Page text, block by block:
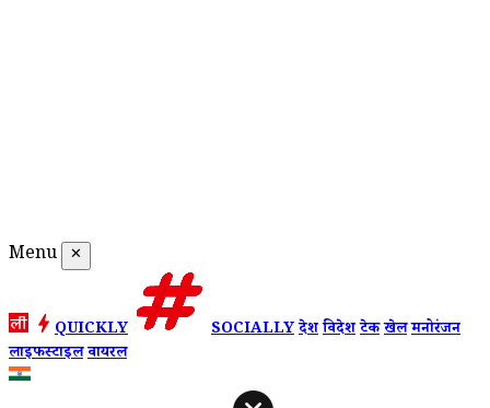
Menu ✕
QUICKLY SOCIALLYदेशविदेशटेकखेलमनोरंजन
लाइफस्टाइलवायरल